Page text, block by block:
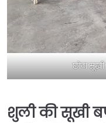
छोटा
शुली की सूखी